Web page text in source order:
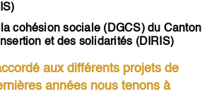
cohésion sociale (DGCS) du Canton
et des solidarités (DIRIS)
aux différents projets de
années nous tenons à